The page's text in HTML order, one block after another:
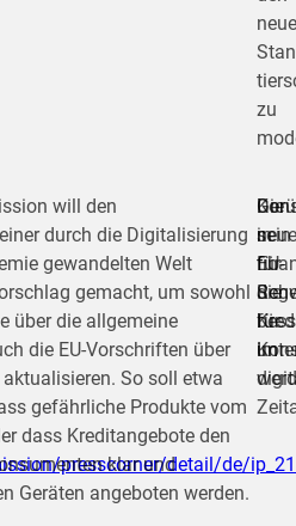
zu
presscorner/detail/de/
will den
durch die Digitalisierung
gewandelten Welt
gemacht, um sowohl
über die allgemeine
die EU-Vorschriften über
So soll etwa
gefährliche Produkte vom
dass Kreditangebote den
klar und
Geräten angeboten werden.
Die
EU-
für
in
sein
für
die
im